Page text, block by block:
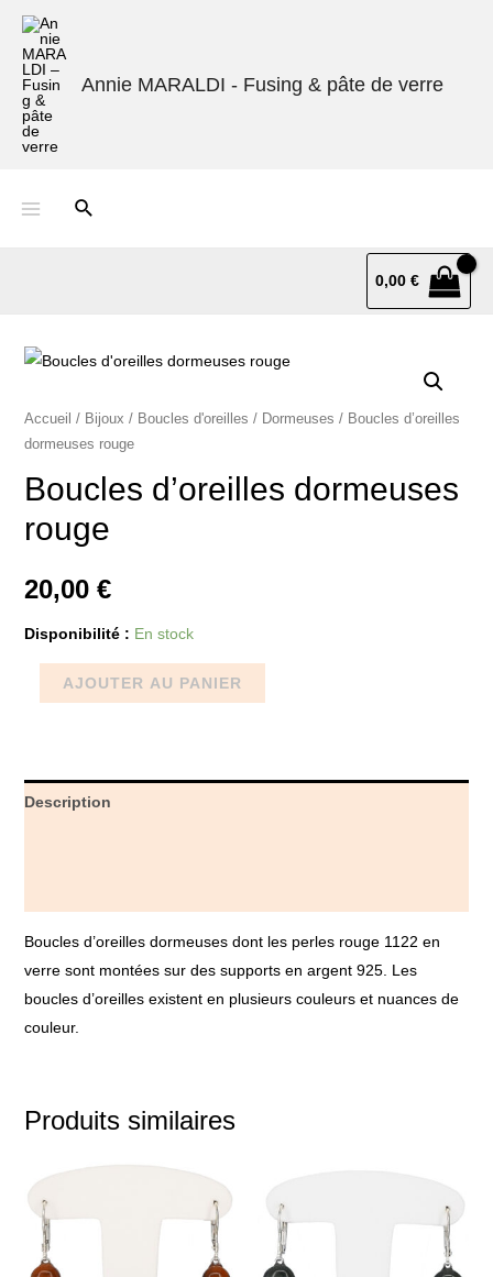
Annie MARALDI - Fusing & pâte de verre
0,00€
Accueil / Bijoux / Boucles d'oreilles / Dormeuses / Boucles d’oreilles
dormeuses rouge
Boucles d’oreilles dormeuses
rouge
20,00 €
Disponibilité : En stock
AJOUTER AU PANIER
Description
Boucles d’oreilles dormeuses dont les perles rouge 1122 en
verre sont montées sur des supports en argent 925. Les
boucles d’oreilles existent en plusieurs couleurs et nuances de
couleur.
Produits similaires